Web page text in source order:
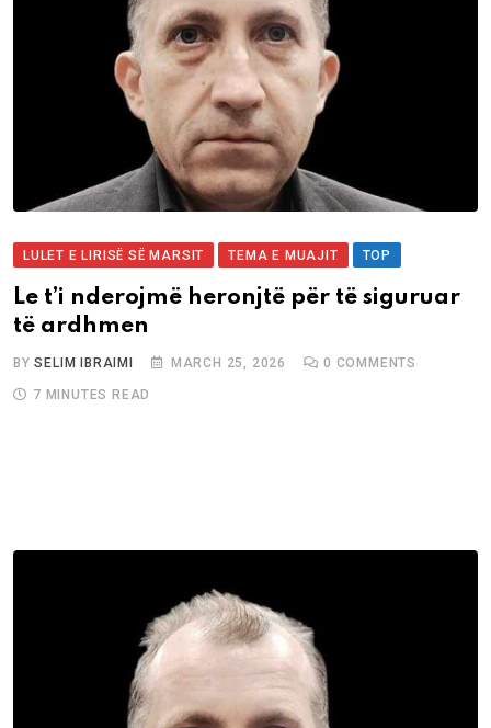
LULET E LIRISË SË MARSIT TEMA E MUAJIT TOP
Le t’i nderojmë heronjtë për të siguruar
të ardhmen
BYSELIM IBRAIMI MARCH 25, 2026 0 COMMENTS
7 MINUTES READ